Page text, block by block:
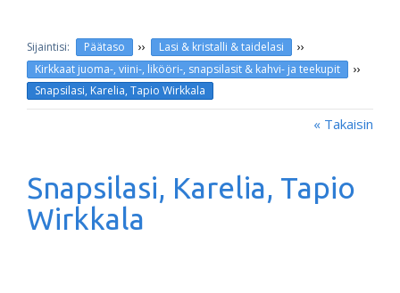
Päätaso ›› Lasi & kristalli & taidelasi ››
Kirkkaat juoma-, viini-, likööri-, snapsilasit & kahvi- ja teekupit ››
Snapsilasi, Karelia, Tapio Wirkkala
« Takaisin
Snapsilasi, Karelia, Tapio
Wirkkala